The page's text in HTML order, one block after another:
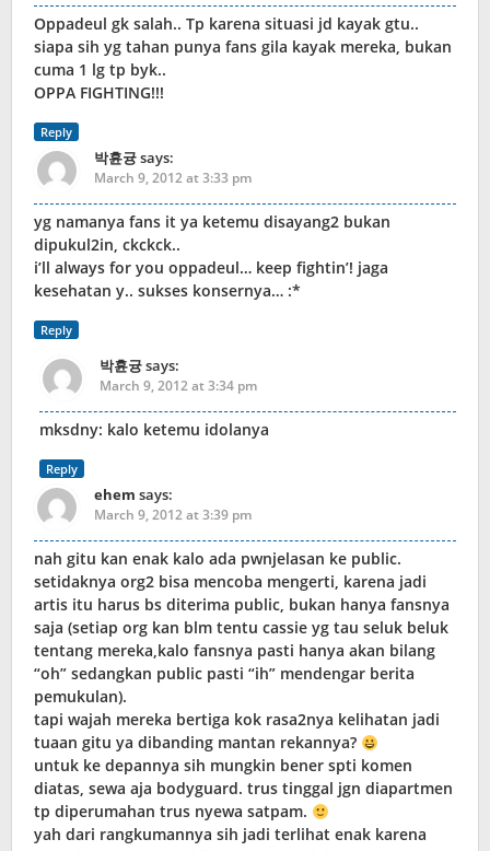
Oppadeul gk salah.. Tp karena situasi jd kayak gtu..
siapa sih yg tahan punya fans gila kayak mereka, bukan
cuma 1 lg tp byk..
OPPA FIGHTING!!!
Reply
박휸귱says:
March 9, 2012 at 3:33 pm
yg namanya fans it ya ketemu disayang2 bukan
dipukul2in, ckckck..
i’ll always for you oppadeul… keep fightin’! jaga
kesehatan y.. sukses konsernya… :*
Reply
박휸귱says:
March 9, 2012 at 3:34 pm
mksdny: kalo ketemu idolanya
Reply
ehem says:
March 9, 2012 at 3:39 pm
nah gitu kan enak kalo ada pwnjelasan ke public.
setidaknya org2 bisa mencoba mengerti, karena jadi
artis itu harus bs diterima public, bukan hanya fansnya
saja (setiap org kan blm tentu cassie yg tau seluk beluk
tentang mereka,kalo fansnya pasti hanya akan bilang
“oh” sedangkan public pasti “ih” mendengar berita
pemukulan).
tapi wajah mereka bertiga kok rasa2nya kelihatan jadi
tuaan gitu ya dibanding mantan rekannya?
untuk ke depannya sih mungkin bener spti komen
diatas, sewa aja bodyguard. trus tinggal jgn diapartmen
tp diperumahan trus nyewa satpam.
yah dari rangkumannya sih jadi terlihat enak karena